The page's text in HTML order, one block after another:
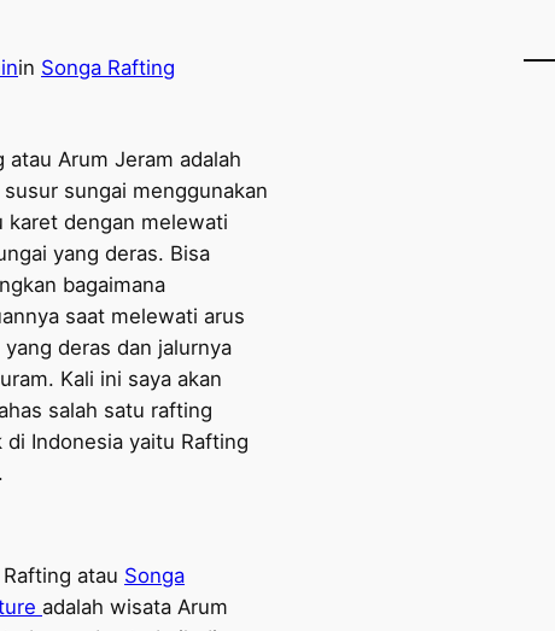
in Songa Rafting
atau Arum Jeram adalah
sungai menggunakan
karet dengan melewati
yang deras. Bisa
bagaimana
saat melewati arus
yang deras dan jalurnya
Kali ini saya akan
salah satu rafting
di Indonesia yaitu Rafting
atau Songa
adalah wisata Arum